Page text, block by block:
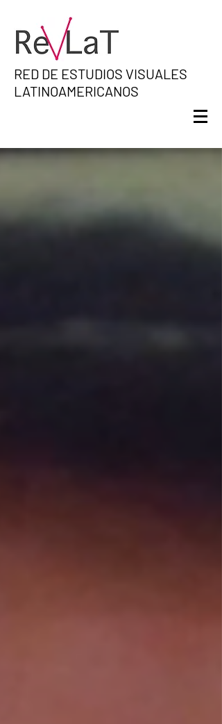
RED DE ESTUDIOS VISUALES
LATINOAMERICANOS